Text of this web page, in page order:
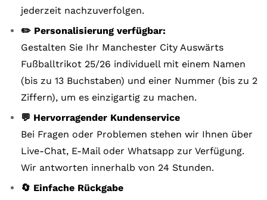
jederzeit nachzuverfolgen.
✏️ Personalisierung verfügbar:
Gestalten Sie Ihr Manchester City Auswärts
Fußballtrikot 25/26 individuell mit einem Namen
(bis zu 13 Buchstaben) und einer Nummer (bis zu 2
Ziffern), um es einzigartig zu machen.
💬 Hervorragender Kundenservice
Bei Fragen oder Problemen stehen wir Ihnen über
Live-Chat, E-Mail oder Whatsapp zur Verfügung.
Wir antworten innerhalb von 24 Stunden.
🔄 Einfache Rückgabe